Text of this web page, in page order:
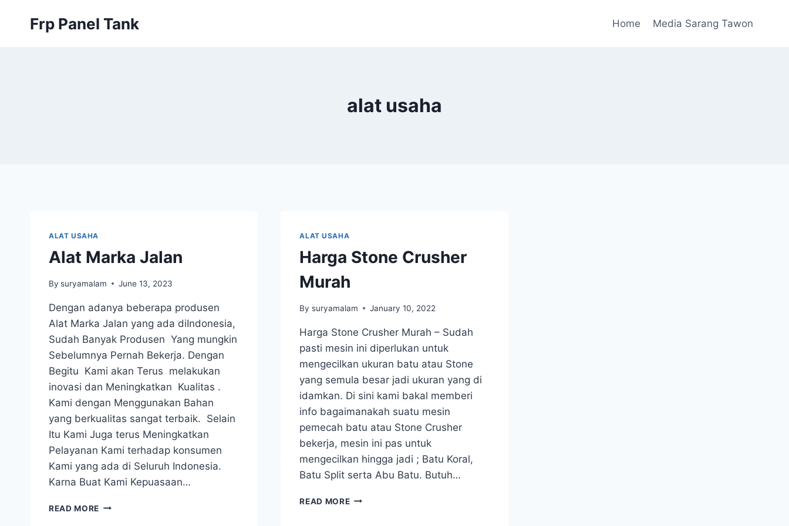
Frp Panel Tank Home Media Sarang Tawon
alat usaha
ALAT USAHA
Alat Marka Jalan
By suryamalam June 13, 2023
Dengan adanya beberapa produsen
Alat Marka Jalan yang ada diIndonesia,
Sudah Banyak Produsen Yang mungkin
Sebelumnya Pernah Bekerja. Dengan
Begitu Kami akan Terus melakukan
inovasi dan Meningkatkan Kualitas .
Kami dengan Menggunakan Bahan
yang berkualitas sangat terbaik. Selain
Itu Kami Juga terus Meningkatkan
Pelayanan Kami terhadap konsumen
Kami yang ada di Seluruh Indonesia.
Karna Buat Kami Kepuasaan…
READ MORE ALAT
ALAT USAHA
Harga Stone Crusher
Murah
By suryamalam January 10, 2022
Harga Stone Crusher Murah – Sudah
pasti mesin ini diperlukan untuk
mengecilkan ukuran batu atau Stone
yang semula besar jadi ukuran yang di
idamkan. Di sini kami bakal memberi
info bagaimanakah suatu mesin
pemecah batu atau Stone Crusher
bekerja, mesin ini pas untuk
mengecilkan hingga jadi ; Batu Koral,
Batu Split serta Abu Batu. Butuh…
READ MOREHARGA